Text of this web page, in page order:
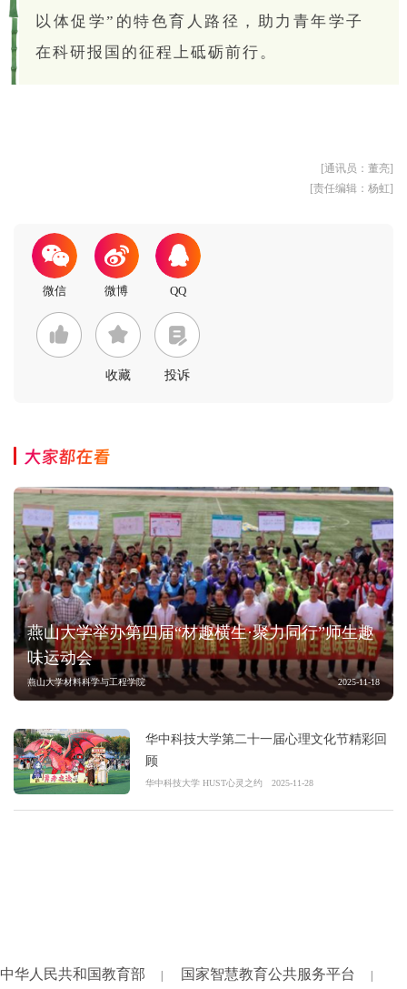
以体促学”的特色育人路径，助力青年学子
在科研报国的征程上砥砺前行。
[通讯员：董亮]
[责任编辑：杨虹]
收藏 投诉
大家都在看
燕山大学举办第四届“材趣横生·聚力同行”师生趣
味运动会
燕山大学材料科学与工程学院 2025-11-18
华中科技大学第二十一届心理文化节精彩回
顾
华中科技大学 HUST心灵之约 2025-11-28
中华人民共和国教育部 国家智慧教育公共服务平台